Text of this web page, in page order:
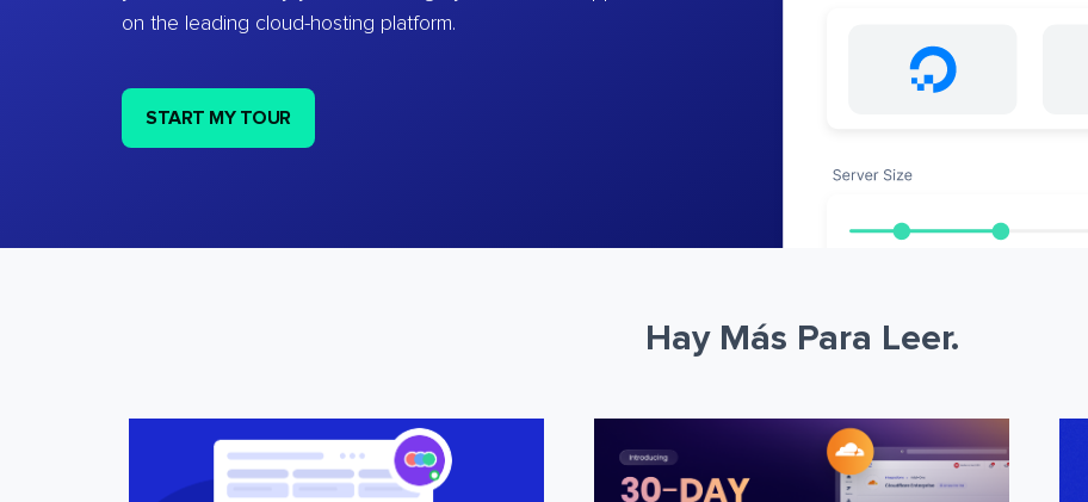
on the leading cloud-hosting platform.
START MY TOUR
Hay Más Para Leer.